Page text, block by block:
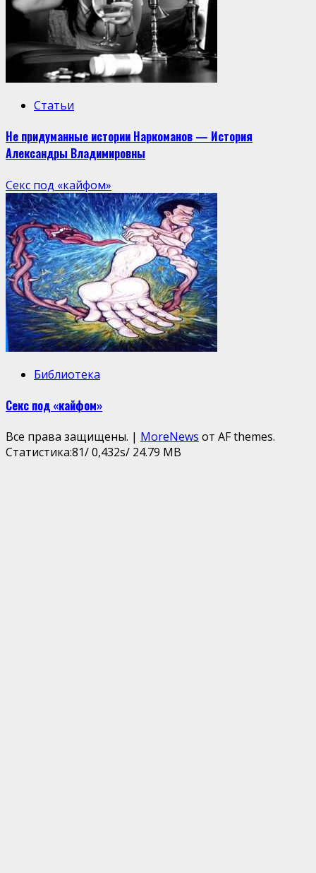
Статьи
Не придуманные истории Наркоманов — История
Александры Владимировны
Секс под «кайфом»
Библиотека
Секс под «кайфом»
Все права защищены. | MoreNews от AF themes.
Статистика:81/ 0,432s/ 24.79 MB